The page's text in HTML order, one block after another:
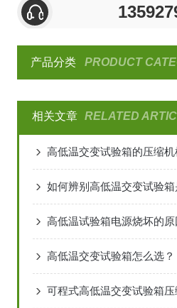
产品分类 PRODUCT
相关文章 RELATED
高低温交变试验箱的压缩
如何辨别高低温交变试验箱
高低温试验箱电源烧坏的原
高低温交变试验箱怎么选？
可程式高低温交变试验箱